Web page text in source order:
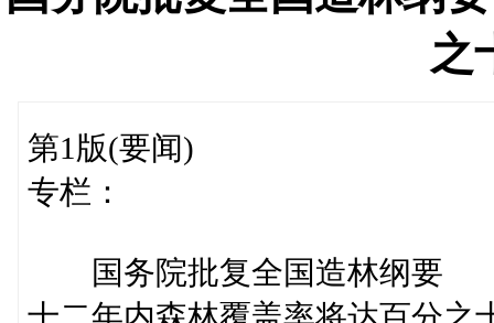
之
第1版(要闻)
专栏：
国务院批复全国造林纲要